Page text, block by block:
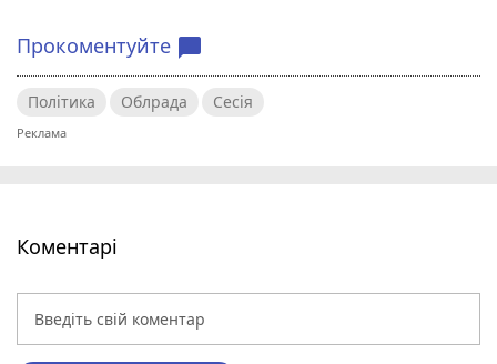
Прокоментуйте chat_bubble
Політика Облрада Сесія
Коментарі